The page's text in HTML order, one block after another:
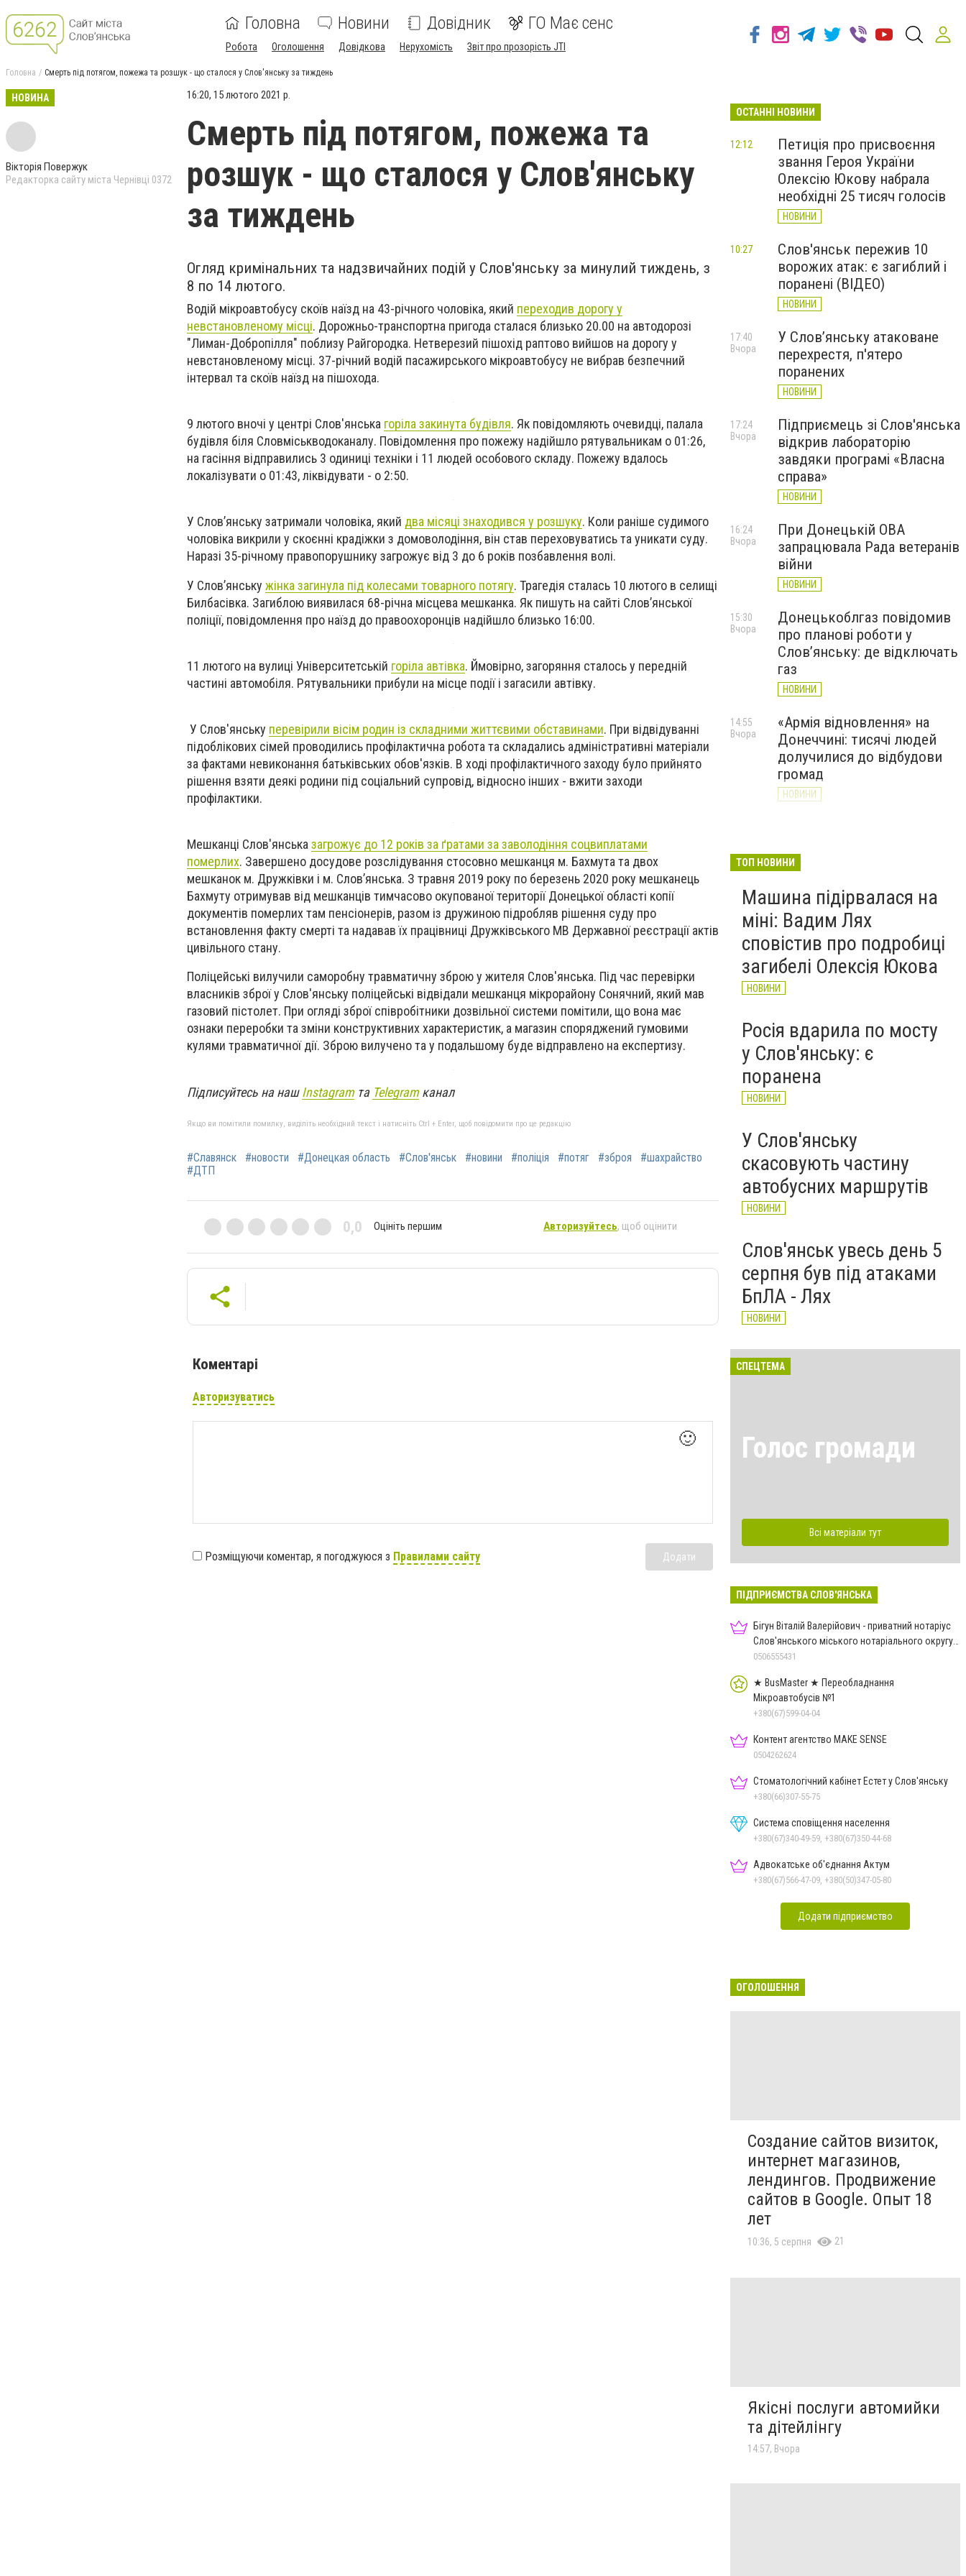
Головна Новини Довідник ГО Має сенс
Робота Оголошення Довідкова Нерухомість Звіт про прозорість JTI
Головна Смерть під потягом, пожежа та розшук - що сталося у Слов'янську за тиждень
НОВИНА
Вікторія Повержук
Редакторка сайту міста Чернівці 0372
16:20, 15 лютого 2021 р.
Смерть під потягом, пожежа та
розшук - що сталося у Слов'янську
за тиждень
Огляд кримінальних та надзвичайних подій у Слов'янську за минулий тиждень, з
8 по 14 лютого.
Водій мікроавтобусу скоїв наїзд на 43-річного чоловіка, який переходив дорогу у
невстановленому місці. Дорожньо-транспортна пригода сталася близько 20.00 на автодорозі
"Лиман-Добропілля" поблизу Райгородка. Нетверезий пішохід раптово вийшов на дорогу у
невстановленому місці. 37-річний водій пасажирського мікроавтобусу не вибрав безпечний
інтервал та скоїв наїзд на пішохода.
9 лютого вночі у центрі Слов'янська горіла закинута будівля. Як повідомляють очевидці, палала
будівля біля Словміськводоканалу. Повідомлення про пожежу надійшло рятувальникам о 01:26,
на гасіння відправились 3 одиниці техніки і 11 людей особового складу. Пожежу вдалось
локалізувати о 01:43, ліквідувати - о 2:50.
У Слов’янську затримали чоловіка, який два місяці знаходився у розшуку. Коли раніше судимого
чоловіка викрили у скоєнні крадіжки з домоволодіння, він став переховуватись та уникати суду.
Наразі 35-річному правопорушнику загрожує від 3 до 6 років позбавлення волі.
У Слов’янську жінка загинула під колесами товарного потягу. Трагедія сталась 10 лютого в селищі
Билбасівка. Загиблою виявилася 68-річна місцева мешканка. Як пишуть на сайті Слов’янської
поліції, повідомлення про наїзд до правоохоронців надійшло близько 16:00.
11 лютого на вулиці Університетській горіла автівка. Ймовірно, загоряння сталось у передній
частині автомобіля. Рятувальники прибули на місце події і загасили автівку.
У Слов'янську перевірили вісім родин із складними життєвими обставинами. При відвідуванні
підоблікових сімей проводились профілактична робота та складались адміністративні матеріали
за фактами невиконання батьківських обов'язків. В ході профілактичного заходу було прийнято
рішення взяти деякі родини під соціальний супровід, відносно інших - вжити заходи
профілактики.
Мешканці Слов'янська загрожує до 12 років за ґратами за заволодіння соцвиплатами
померлих. Завершено досудове розслідування стосовно мешканця м. Бахмута та двох
мешканок м. Дружківки і м. Слов’янська. З травня 2019 року по березень 2020 року мешканець
Бахмуту отримував від мешканців тимчасово окупованої території Донецької області копії
документів померлих там пенсіонерів, разом із дружиною підробляв рішення суду про
встановлення факту смерті та надавав їх працівниці Дружківського МВ Державної реєстрації актів
цивільного стану.
Поліцейські вилучили саморобну травматичну зброю у жителя Слов'янська. Під час перевірки
власників зброї у Слов'янську поліцейські відвідали мешканця мікрорайону Сонячний, який мав
газовий пістолет. При огляді зброї співробітники дозвільної системи помітили, що вона має
ознаки переробки та зміни конструктивних характеристик, а магазин споряджений гумовими
кулями травматичної дії. Зброю вилучено та у подальшому буде відправлено на експертизу.
Підписуйтесь на нашInstagram та Telegram канал
Якщо ви помітили помилку, виділіть необхідний текст і натисніть Ctrl + Enter, щоб повідомити про це редакцію
#Славянск #новости #Донецкая область #Слов'янськ #новини #поліція #потяг #зброя
#шахрайство
#ДТП
0,0 Оцініть першим Авторизуйтесь, щоб оцінити
Коментарі
Авторизуватись
🙂
Розміщуючи коментар, я погоджуюся з Правилами сайту Додати
ОСТАННІ НОВИНИ
Петиція про присвоєння
звання Героя України
Олексію Юкову набрала
необхідні 25 тисяч голосів
НОВИНИ
12:12
Слов'янськ пережив 10
ворожих атак: є загиблий і
поранені (ВІДЕО)
НОВИНИ
10:27
У Слов’янську атаковане
перехрестя, п'ятеро
поранених
НОВИНИ
17:40
Вчора
Підприємець зі Слов'янська
відкрив лабораторію
завдяки програмі «Власна
справа»
НОВИНИ
17:24
Вчора
При Донецькій ОВА
запрацювала Рада ветеранів
війни
НОВИНИ
16:24
Вчора
Донецькоблгаз повідомив
про планові роботи у
Слов’янську: де відключать
газ
НОВИНИ
15:30
Вчора
«Армія відновлення» на
Донеччині: тисячі людей
долучилися до відбудови
громад
НОВИНИ
14:55
Вчора
працюють на Донеччині
НОВИНИ
ТОП НОВИНИ
Машина підірвалася на
міні: Вадим Лях
сповістив про подробиці
загибелі Олексія Юкова
НОВИНИ
Росія вдарила по мосту
у Слов'янську: є
поранена
НОВИНИ
У Слов'янську
скасовують частину
автобусних маршрутів
НОВИНИ
Слов'янськ увесь день 5
серпня був під атаками
БпЛА - Лях
НОВИНИ
СПЕЦТЕМА
Голос громади
Всі матеріали тут
ПІДПРИЄМСТВА СЛОВ'ЯНСЬКА
Бігун Віталій Валерійович - приватний нотаріус
Слов'янського міського нотаріального округу
Дон.обл.
0506555431
★ BusMaster ★ Переобладнання
Мікроавтобусів №1
+380(67)599-04-04
Контент агентство MAKE SENSE
0504262624
Стоматологічний кабінет Естет у Слов'янську
+380(66)307-55-75
Система сповіщення населення
+380(67)340-49-59, +380(67)350-44-68
Адвокатське об'єднання Актум
+380(67)566-47-09, +380(50)347-05-80
Додати підприємство
ОГОЛОШЕННЯ
Создание сайтов визиток,
интернет магазинов,
лендингов. Продвижение
сайтов в Google. Опыт 18
лет
10:36, 5 серпня 21
Якісні послуги автомийки
та дітейлінгу
14:57, Вчора